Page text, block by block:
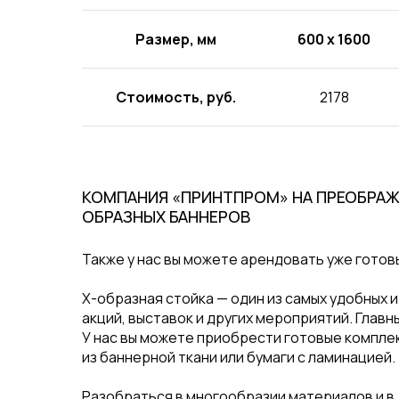
Размер, мм 600 х 1600
Стоимость, руб. 2178
КОМПАНИЯ «ПРИНТПРОМ» НА
ОБРАЗНЫХ БАННЕРОВ
Также у нас вы можете арендовать уже
Х-образная стойка — один из самых удобных
акций, выставок и других мероприятий.
У нас вы можете приобрести готовые
из баннерной ткани или бумаги с ламинацией.